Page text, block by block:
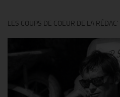
LES COUPS DE COEUR DE LA RÉDAC’